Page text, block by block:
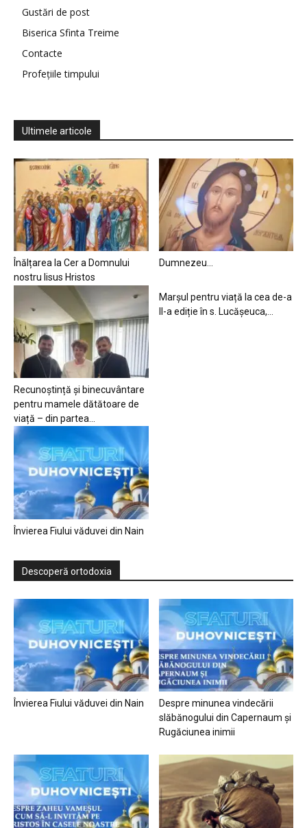
Gustări de post
Biserica Sfinta Treime
Contacte
Profețiile timpului
Ultimele articole
Înălțarea la Cer a Domnului
nostru Iisus Hristos
Dumnezeu…
Recunoștință și binecuvântare
pentru mamele dătătoare de
viață – din partea...
Marșul pentru viață la cea de-a
II-a ediție în s. Lucășeuca,...
Învierea Fiului văduvei din Nain
Descoperă ortodoxia
Învierea Fiului văduvei din Nain
Despre minunea vindecării
slăbănogului din Capernaum și
Rugăciunea inimii